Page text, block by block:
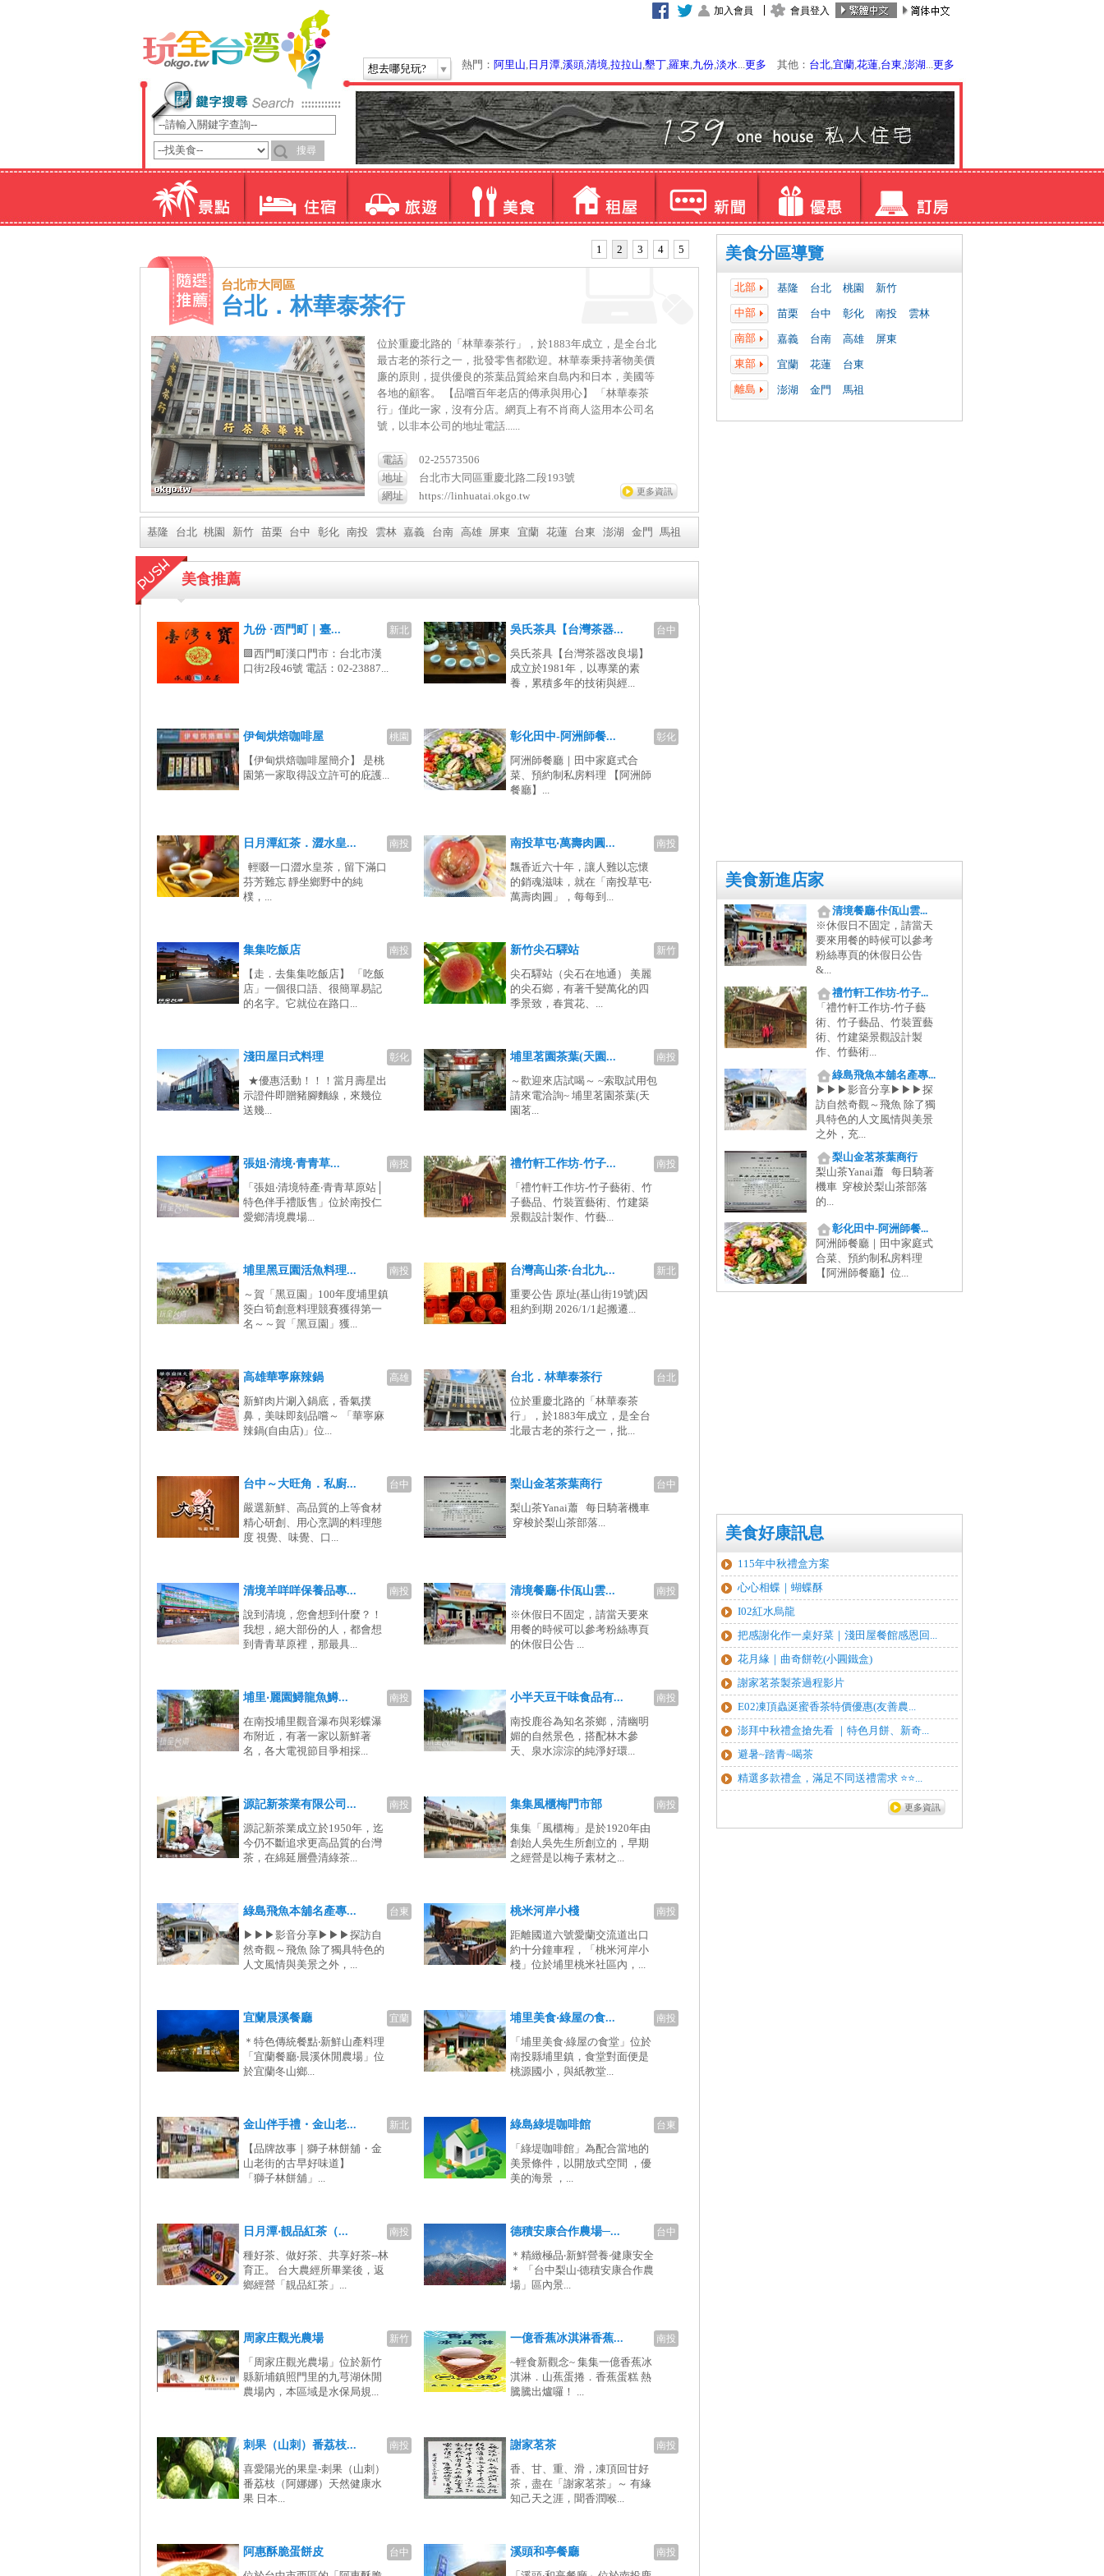
加入會員 會員登入
想去哪兒玩? 熱門： 阿里山, 日月潭,溪頭,清境,拉拉山,墾丁,羅東,九份,淡水...更多 其他： 台北,宜蘭,花蓮,台東,澎湖...更多
美食分區導覽
北部 基隆 台北 桃園
新竹
中部
苗栗 台中 彰化 南投
雲林
南部
嘉義 台南 高雄
屏東
東部
宜蘭 花蓮
台東
離島
澎湖 金門 馬祖
美食新進店家
清境餐廳‧佧佤山雲...
※休假日不固定，請當天
要來用餐的時候可以參考
粉絲專頁的休假日公告
&...
禮竹軒工作坊-竹子...
「禮竹軒工作坊-竹子藝
術、竹子藝品、竹裝置藝
術、竹建築景觀設計製
作、竹藝術...
綠島飛魚本舖名產專...
▶▶▶影音分享▶▶▶探
訪自然奇觀～飛魚 除了獨
具特色的人文風情與美景
之外，充...
梨山金茗茶葉商行
梨山茶Yanai蕭 每日騎著
機車 穿梭於梨山茶部落
的...
彰化田中-阿洲師餐...
阿洲師餐廳｜田中家庭式
合菜、預約制私房料理
【阿洲師餐廳】位...
美食好康訊息
115年中秋禮盒方案
心心相蝶｜蝴蝶酥
I02紅水烏龍
把感謝化作一桌好菜｜淺田屋餐館感恩回...
花月緣｜曲奇餅乾(小圓鐵盒)
謝家茗茶製茶過程影片
E02凍頂蟲涎蜜香茶特價優惠(友善農...
澎拜中秋禮盒搶先看 ｜特色月餅、新奇...
避暑~踏青~喝茶
精選多款禮盒，滿足不同送禮需求 ⭐⭐...
更多資訊
1 2 3 4 5
台北市大同區
台北．林華泰茶行
位於重慶北路的「林華泰茶行」，於1883年成立，是全台北
最古老的茶行之一，批發零售都歡迎。林華泰秉持著物美價
廉的原則，提供優良的茶葉品質給來自島内和日本，美國等
各地的顧客。 【品嚐百年老店的傳承與用心】 「林華泰茶
行」僅此一家，沒有分店。網頁上有不肖商人盜用本公司名
號，以非本公司的地址電話......
電話
02-25573506
地址
台北市大同區重慶北路二段193號
網址
https://linhuatai.okgo.tw 更多資訊
基隆 台北 桃園 新竹 苗栗 台中 彰化 南投 雲林 嘉義 台南 高雄 屏東 宜蘭 花蓮 台東 澎湖 金門 馬祖
美食推薦
新北
九份 ·西門町｜臺...
🟪西門町漢口門市：台北市漢
口街2段46號 電話：02-23887...
台中
吳氏茶具【台灣茶器...
吳氏茶具【台灣茶器改良場】
成立於1981年，以專業的素
養，累積多年的技術與經...
桃園
伊甸烘焙咖啡屋
【伊甸烘焙咖啡屋簡介】 是桃
園第一家取得設立許可的庇護...
彰化
彰化田中-阿洲師餐...
阿洲師餐廳｜田中家庭式合
菜、預約制私房料理 【阿洲師
餐廳】...
南投
日月潭紅茶．澀水皇...
輕啜一口澀水皇茶，留下滿口
芬芳難忘 靜坐鄉野中的純
樸，...
南投
南投草屯‧萬壽肉圓...
飄香近六十年，讓人難以忘懷
的銷魂滋味，就在「南投草屯‧
萬壽肉圓」，每每到...
南投
集集吃飯店
【走．去集集吃飯店】 「吃飯
店」一個很口語、很簡單易記
的名字。它就位在路口...
新竹
新竹尖石驛站
尖石驛站（尖石在地通） 美麗
的尖石鄉，有著千變萬化的四
季景致，春賞花、...
彰化
淺田屋日式料理
★優惠活動！！！當月壽星出
示證件即贈豬腳麵線，來幾位
送幾...
南投
埔里茗園茶葉(天園...
～歡迎來店試喝～ ~索取試用包
請來電洽詢~ 埔里茗園茶葉(天
園茗...
南投
張姐‧清境‧青青草...
「張姐‧清境特產‧青青草原站│
特色伴手禮販售」位於南投仁
愛鄉清境農場...
南投
禮竹軒工作坊-竹子...
「禮竹軒工作坊-竹子藝術、竹
子藝品、竹裝置藝術、竹建築
景觀設計製作、竹藝...
南投
埔里黑豆園活魚料理...
～賀「黑豆園」100年度埔里鎮
筊白筍創意料理競賽獲得第一
名～～賀「黑豆園」獲...
新北
台灣高山茶‧台北九...
重要公告 原址(基山街19號)因
租約到期 2026/1/1起搬遷...
高雄
高雄華寧麻辣鍋
新鮮肉片涮入鍋底，香氣撲
鼻，美味即刻品嚐～ 「華寧麻
辣鍋(自由店)」位...
台北
台北．林華泰茶行
位於重慶北路的「林華泰茶
行」，於1883年成立，是全台
北最古老的茶行之一，批...
台中
台中～大旺角．私廚...
嚴選新鮮、高品質的上等食材
精心研創、用心烹調的料理態
度 視覺、味覺、口...
台中
梨山金茗茶葉商行
梨山茶Yanai蕭 每日騎著機車
穿梭於梨山茶部落...
南投
清境羊咩咩保養品專...
說到清境，您會想到什麼？！
我想，絕大部份的人，都會想
到青青草原裡，那最具...
南投
清境餐廳‧佧佤山雲...
※休假日不固定，請當天要來
用餐的時候可以參考粉絲專頁
的休假日公告 ...
南投
埔里‧麗園鱘龍魚鱒...
在南投埔里觀音瀑布與彩蝶瀑
布附近，有著一家以新鮮著
名，各大電視節目爭相採...
南投
小半天豆干味食品有...
南投鹿谷為知名茶鄉，清幽明
媚的自然景色，搭配林木參
天、泉水淙淙的純淨好環...
南投
源記新茶業有限公司...
源記新茶業成立於1950年，迄
今仍不斷追求更高品質的台灣
茶，在綿延層疊清綠茶...
南投
集集風櫃梅門市部
集集「風櫃梅」是於1920年由
創始人吳先生所創立的，早期
之經營是以梅子素材之...
台東
綠島飛魚本舖名產專...
▶▶▶影音分享▶▶▶探訪自
然奇觀～飛魚 除了獨具特色的
人文風情與美景之外，...
南投
桃米河岸小棧
距離國道六號愛蘭交流道出口
約十分鐘車程，「桃米河岸小
棧」位於埔里桃米社區內，...
宜蘭
宜蘭晨溪餐廳
＊特色傳統餐點‧新鮮山產料理
「宜蘭餐廳‧晨溪休閒農場」位
於宜蘭冬山鄉...
南投
埔里美食‧綠屋の食...
「埔里美食‧綠屋の食堂」位於
南投縣埔里鎮，食堂對面便是
桃源國小，與紙教堂...
新北
金山伴手禮・金山老...
【品牌故事｜獅子林餅舖・金
山老街的古早好味道】
「獅子林餅舖」...
台東
綠島綠堤咖啡館
「綠堤咖啡館」為配合當地的
美景條件，以開放式空間 ，優
美的海景 ，...
南投
日月潭‧靚品紅茶（...
種好茶、做好茶、共享好茶--林
育正。 台大農經所畢業後，返
鄉經營「靚品紅茶」...
台中
德積安康合作農場─...
＊精緻極品‧新鮮營養‧健康安全
＊ 「台中梨山‧德積安康合作農
場」區內景...
新竹
周家庄觀光農場
「周家庄觀光農場」位於新竹
縣新埔鎮照門里的九芎湖休閒
農場內，本區域是水保局規...
南投
一億香蕉冰淇淋香蕉...
~輕食新觀念~ 集集一億香蕉冰
淇淋．山蕉蛋捲．香蕉蛋糕 熱
騰騰出爐囉！ ...
南投
刺果（山刺）番荔枝...
喜愛陽光的果皇-刺果（山刺）
番荔枝（阿娜娜）天然健康水
果 日本...
南投
謝家茗茶
香、甘、重、滑，凍頂回甘好
茶，盡在「謝家茗茶」～ 有緣
知己天之涯，聞香潤喉...
台中
阿惠酥脆蛋餅皮
南投
溪頭和亭餐廳